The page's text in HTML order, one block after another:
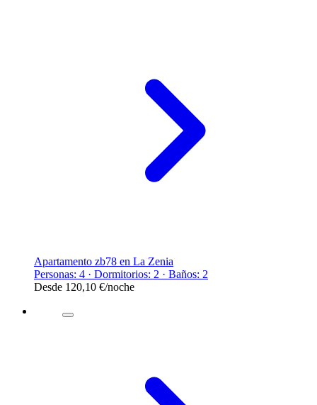
Apartamento zb78 en La Zenia
Personas: 4 · Dormitorios: 2 · Baños: 2
Desde 120,10 €/noche